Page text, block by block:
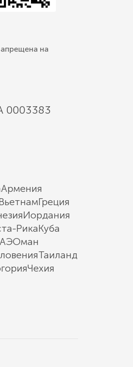
на
0003383
Армения
Греция
Иордания
РикаКуба
Оман
Таиланд
Чехия